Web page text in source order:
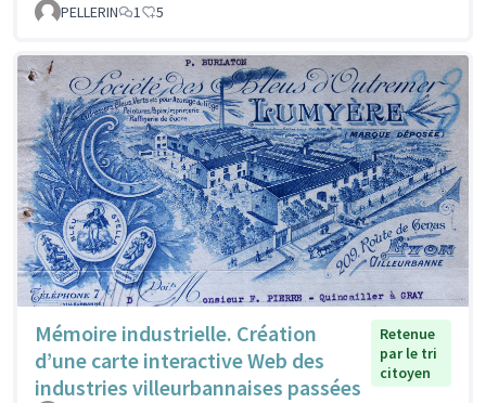
PELLERIN
1 5
Mémoire industrielle. Création
d’une carte interactive Web des
industries villeurbannaises passées
Retenue
par le tri
citoyen